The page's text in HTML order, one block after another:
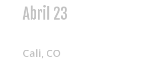
Abril 23
Cali, CO